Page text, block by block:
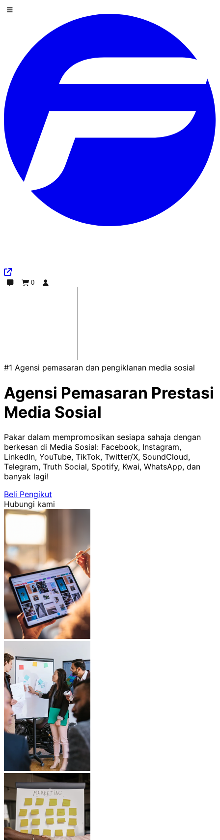
Langkau ke kandungan
0
#1 Agensi pemasaran dan pengiklanan media sosial
Agensi Pemasaran Prestasi
Media Sosial
Pakar dalam mempromosikan sesiapa sahaja dengan
berkesan di Media Sosial: Facebook, Instagram,
LinkedIn, YouTube, TikTok, Twitter/X, SoundCloud,
Telegram, Truth Social, Spotify, Kwai, WhatsApp, dan
banyak lagi!
Beli Pengikut
Hubungi kami